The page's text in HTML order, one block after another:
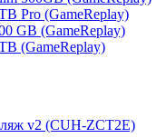
Pro (GameReplay)
GB (GameReplay)
(GameReplay)
v2 (CUH-ZCT2E)